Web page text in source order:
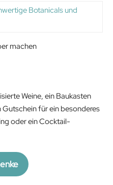
machen
Weine, ein Baukasten
für ein besonderes
oder ein Cocktail-